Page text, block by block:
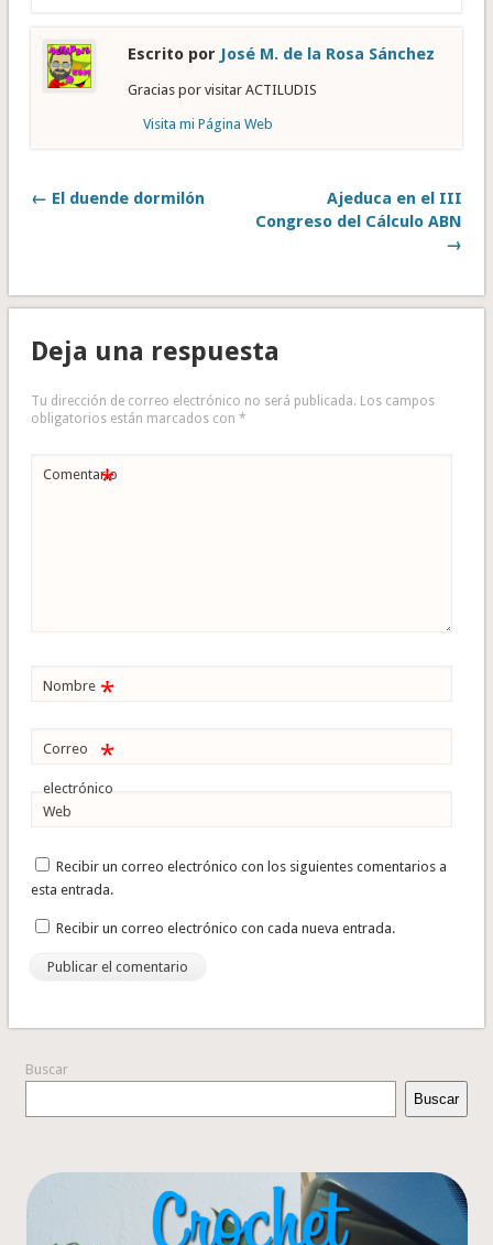
Escrito por José M. de la Rosa Sánchez
Gracias por visitar ACTILUDIS
Visita mi Página Web
← El duende dormilón
Ajeduca en el III
Congreso del Cálculo ABN
→
Deja una respuesta
Tu dirección de correo electrónico no será publicada. Los campos
obligatorios están marcados con *
Comentario
*
Nombre *
Correo
electrónico
*
Web
Recibir un correo electrónico con los siguientes comentarios a
esta entrada.
Recibir un correo electrónico con cada nueva entrada.
Buscar
Buscar